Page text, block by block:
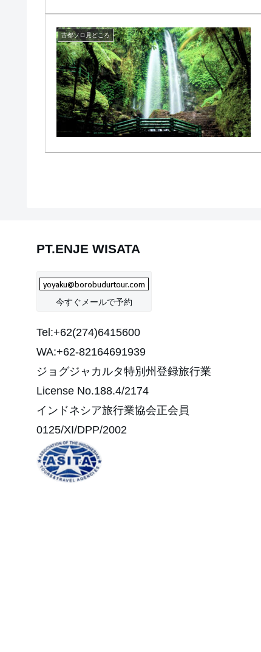
古都ソロ見どころ
PT.ENJE WISATA
今すぐメールで予約
Tel:+62(274)6415600
WA:+62-82164691939
ジョグジャカルタ特別州登録旅行業
License No.188.4/2174
インドネシア旅行業協会正会員
0125/XI/DPP/2002